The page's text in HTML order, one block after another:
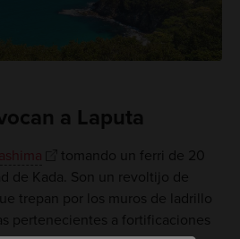
a Laputa
tomando un ferri de 20
de Kada. Son un revoltijo de
trepan por los muros de ladrillo
pertenecientes a fortificaciones